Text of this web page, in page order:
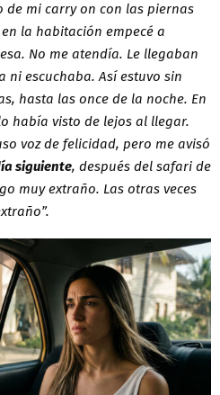
de mi carry on con las piernas
la habitación empecé a
No me atendía. Le llegaban
ni escuchaba. Así estuvo sin
hasta las once de la noche. En
había visto de lejos al llegar.
voz de felicidad, pero me avisó
siguiente, después del safari de
muy extraño. Las otras veces